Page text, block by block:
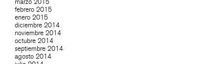
marzo 2015
febrero 2015
enero 2015
diciembre 2014
noviembre 2014
octubre 2014
septiembre 2014
agosto 2014